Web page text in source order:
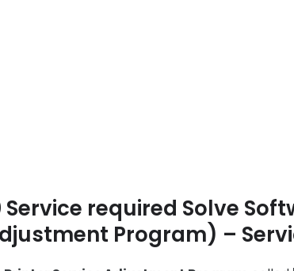
Service required Solve
Program) –